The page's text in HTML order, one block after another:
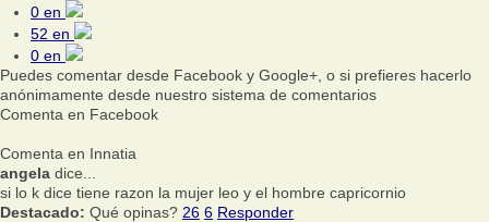
0 en
52 en
0 en
Puedes comentar desde Facebook y Google+, o si prefieres hacerlo
anónimamente desde nuestro sistema de comentarios
Comenta en Facebook
Comenta en Innatia
angela dice...
si lo k dice tiene razon la mujer leo y el hombre capricornio
Destacado: Qué opinas? 26 6 Responder